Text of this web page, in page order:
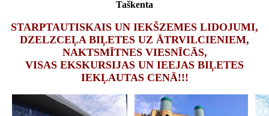
Taškenta
STARPTAUTISKAIS UN IEKŠZEMES LIDOJUMI,
DZELZCEĻA BIĻETES UZ ĀTRVILCIENIEM,
NAKTSMĪTNES VIESNĪCĀS,
VISAS EKSKURSIJAS UN IEEJAS BIĻETES
IEKĻAUTAS CENĀ!!!